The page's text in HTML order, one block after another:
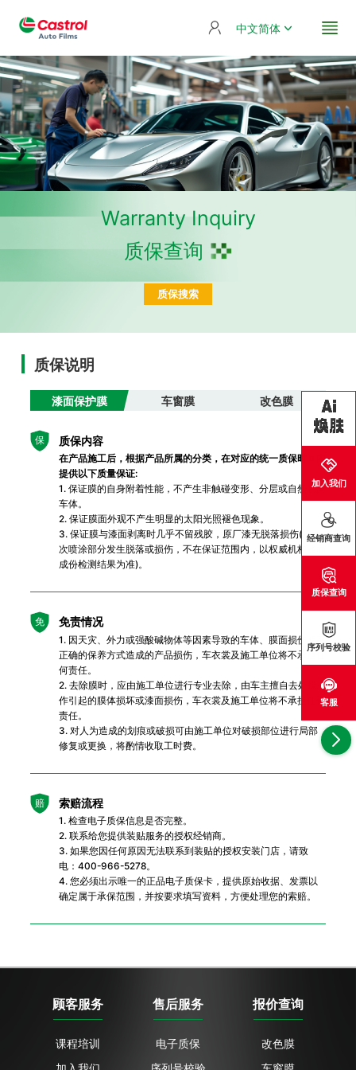
中文简体
Warranty Inquiry
质保查询
质保搜索
质保说明
漆面保护膜 车窗膜 改色膜
保 质保内容
在产品施工后，根据产品所属的分类，在对应的统一质保时间内
提供以下质量保证:
1. 保证膜的自身附着性能，不产生非触碰变形、分层或自然脱离
车体。
2. 保证膜面外观不产生明显的太阳光照褪色现象。
3. 保证膜与漆面剥离时几乎不留残胶，原厂漆无脱落损伤(漆面
次喷涂部分发生脱落或损伤，不在保证范围内，以权威机构漆面
成份检测结果为准)。
免 免责情况
1. 因天灾、外力或强酸碱物体等因素导致的车体、膜面损伤及不
正确的保养方式造成的产品损伤，车衣裳及施工单位将不承担任
何责任。
2. 去除膜时，应由施工单位进行专业去除，由车主擅自去处操
作引起的膜体损坏或漆面损伤，车衣裳及施工单位将不承担任何
责任。
3. 对人为造成的划痕或破损可由施工单位对破损部位进行局部
修复或更换，将酌情收取工时费。
赔 索赔流程
1. 检查电子质保信息是否完整。
2. 联系给您提供装贴服务的授权经销商。
3. 如果您因任何原因无法联系到装贴的授权安装门店，请致
电：400-966-5278。
4. 您必须出示唯一的正品电子质保卡，提供原始收据、发票以
确定属于承保范围，并按要求填写资料，方便处理您的索赔。
顾客服务
课程培训
售后服务
电子质保
报价查询
改色膜
加入我们
经销商查询
质保查询
序列号校验
客服